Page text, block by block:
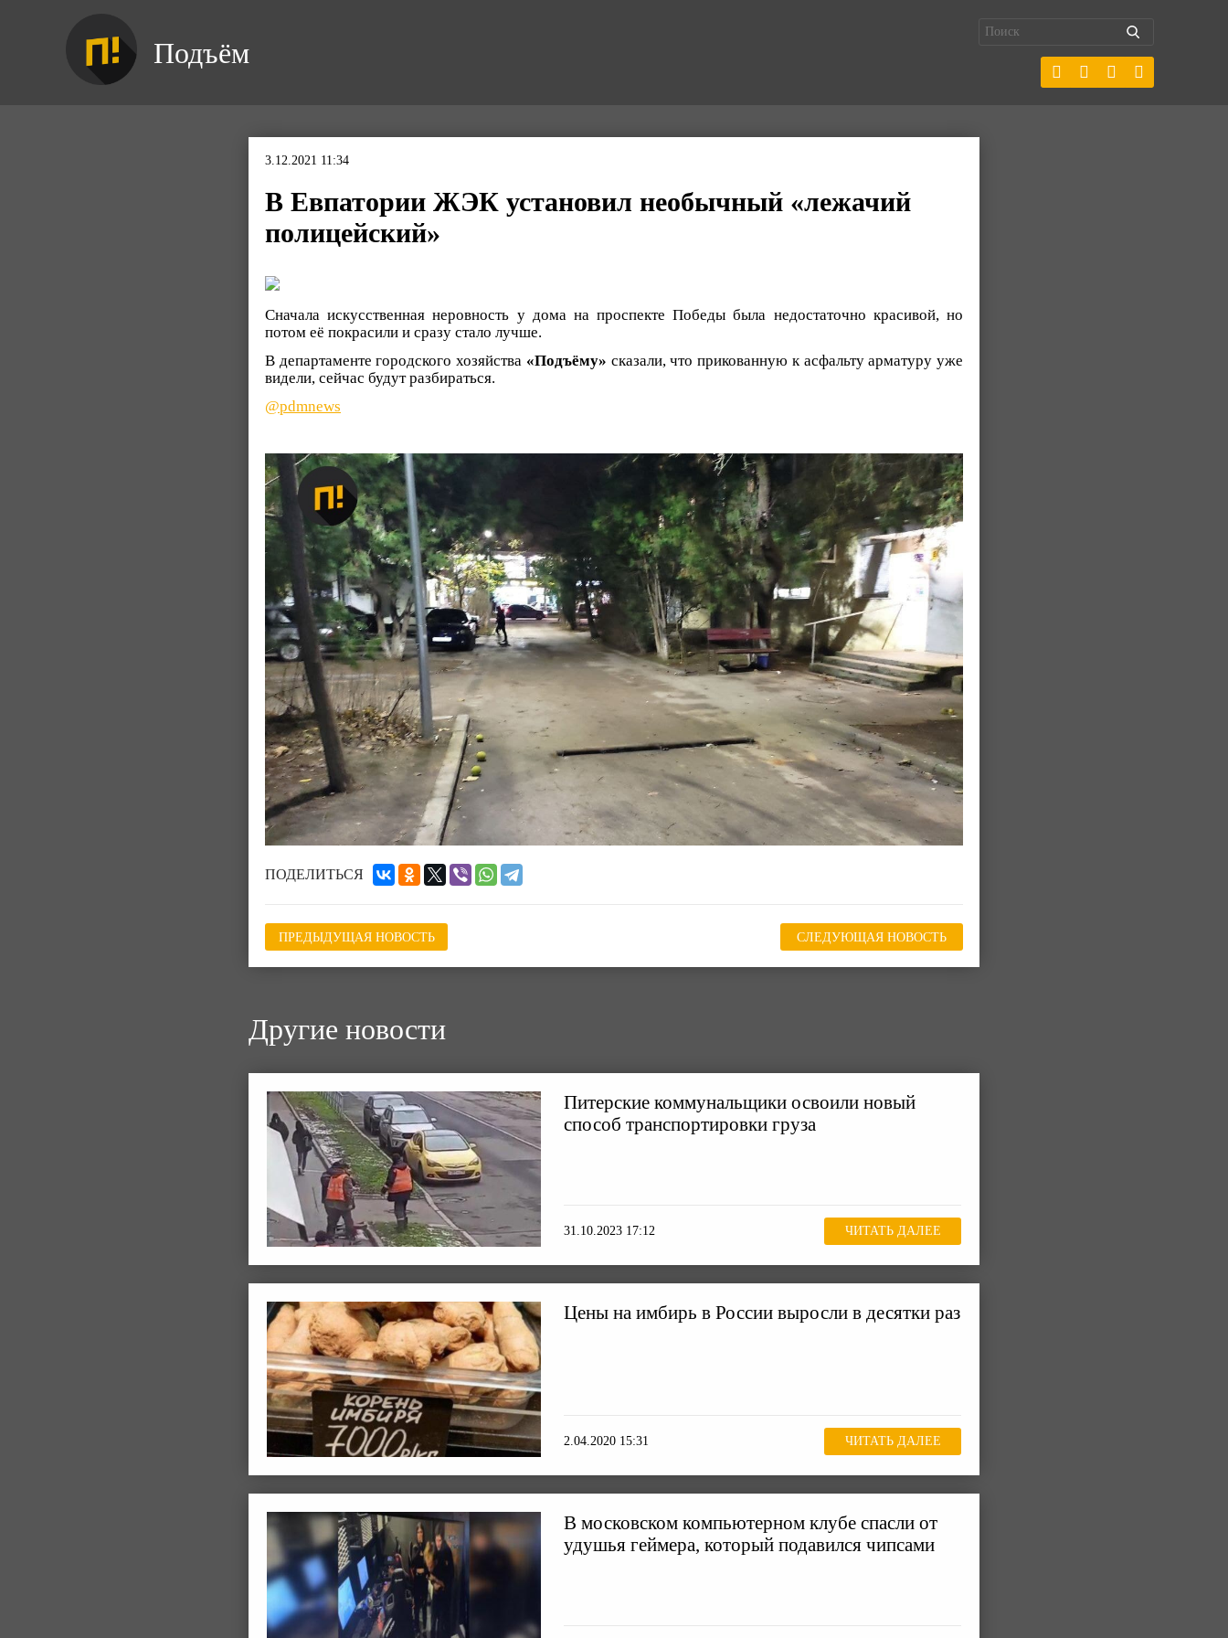
Подъём
3.12.2021 11:34
В Евпатории ЖЭК установил необычный «лежачий
полицейский»
Сначала искусственная неровность у дома на проспекте Победы была недостаточно красивой, но
потом её покрасили и сразу стало лучше.
В департаменте городского хозяйства «Подъёму» сказали, что прикованную к асфальту арматуру уже
видели, сейчас будут разбираться.
@pdmnews
ПОДЕЛИТЬСЯ
ПРЕДЫДУЩАЯ НОВОСТЬ СЛЕДУЮЩАЯ НОВОСТЬ
Другие новости
Питерские коммунальщики освоили новый
способ транспортировки груза
31.10.2023 17:12 ЧИТАТЬ ДАЛЕЕ
Цены на имбирь в России выросли в десятки раз
2.04.2020 15:31 ЧИТАТЬ ДАЛЕЕ
В московском компьютерном клубе спасли от
удушья геймера, который подавился чипсами